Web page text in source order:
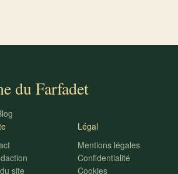
du Farfadet
site
Légal
Mentions légales
Confidentialité
Cookies